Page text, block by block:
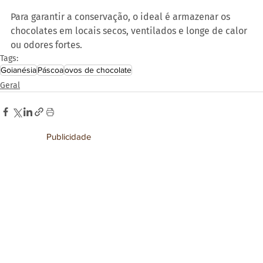
Para garantir a conservação, o ideal é armazenar os
chocolates em locais secos, ventilados e longe de calor
ou odores fortes.
Tags:
GoianésiaPáscoaovos de chocolate
Geral
Publicidade